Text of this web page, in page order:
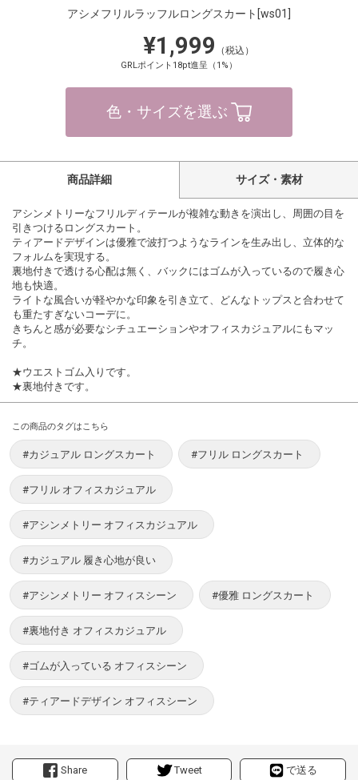
アシメフリルラッフルロングスカート [ws01]
¥1,999 （税込）
GRLポイント18pt進呈（1%）
色・サイズを選ぶ
Share Tweet で送る
商品詳細 サイズ・素材
アシンメトリーなフリルディテールが複雑な動きを演出し、周囲の目を
引きつけるロングスカート。
ティアードデザインは優雅で波打つようなラインを生み出し、立体的な
フォルムを実現する。
裏地付きで透ける心配は無く、バックにはゴムが入っているので履き心
地も快適。
ライトな風合いが軽やかな印象を引き立て、どんなトップスと合わせて
も重たすぎないコーデに。
きちんと感が必要なシチュエーションやオフィスカジュアルにもマッ
チ。
★ウエストゴム入りです。
★裏地付きです。
この商品のタグはこちら
#カジュアル ロングスカート #フリル ロングスカート
#フリル オフィスカジュアル
#アシンメトリー オフィスカジュアル
#カジュアル 履き心地が良い
#アシンメトリー オフィスシーン #優雅 ロングスカート
#裏地付き オフィスカジュアル
#ゴムが入っている オフィスシーン
#ティアードデザイン オフィスシーン